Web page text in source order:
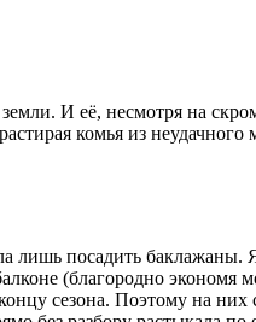
И её, несмотря на
комья из
лишь посадить
(благородно
сезона. Поэтому на них